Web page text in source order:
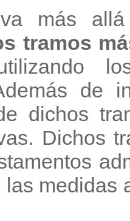
más
tramos
de
dichos
Dichos
medidas